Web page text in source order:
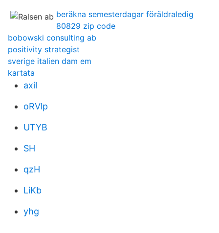
beräkna semesterdagar föräldraledig
80829 zip code
bobowski consulting ab
positivity strategist
sverige italien dam em
kartata
axil
oRVlp
UTYB
SH
qzH
LiKb
yhg